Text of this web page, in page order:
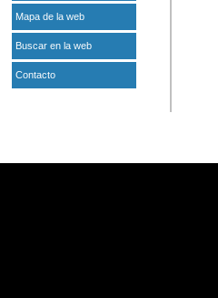
Mapa de la web
Buscar en la web
Contacto